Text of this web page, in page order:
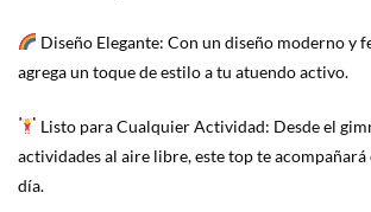
Diseño Elegante: Con un diseño moderno y
agrega un toque de estilo a tu atuendo activo.
Listo para Cualquier Actividad: Desde el
actividades al aire libre, este top te acompañará
día.